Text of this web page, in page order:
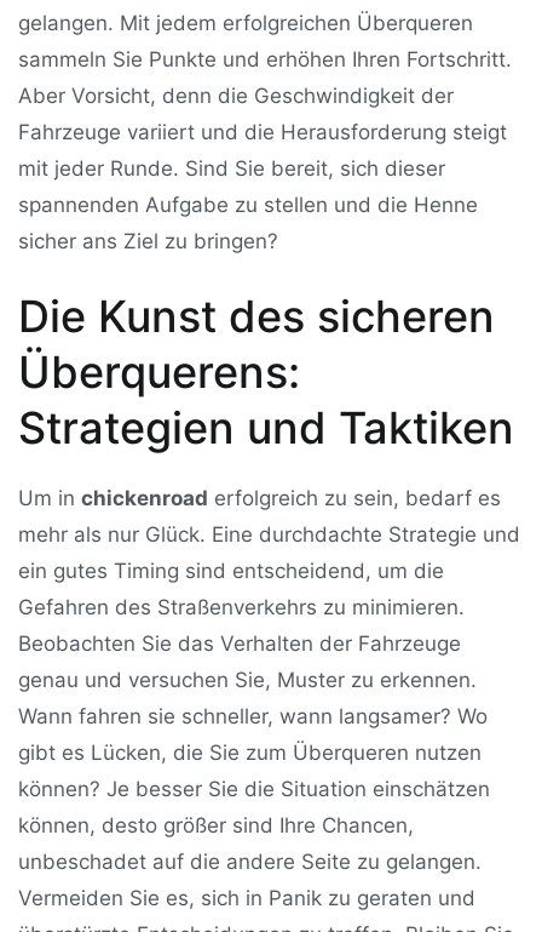
gelangen. Mit jedem erfolgreichen Überqueren
sammeln Sie Punkte und erhöhen Ihren Fortschritt.
Aber Vorsicht, denn die Geschwindigkeit der
Fahrzeuge variiert und die Herausforderung steigt
mit jeder Runde. Sind Sie bereit, sich dieser
spannenden Aufgabe zu stellen und die Henne
sicher ans Ziel zu bringen?
Die Kunst des sicheren
Überquerens:
Strategien und Taktiken
Um in chickenroad erfolgreich zu sein, bedarf es
mehr als nur Glück. Eine durchdachte Strategie und
ein gutes Timing sind entscheidend, um die
Gefahren des Straßenverkehrs zu minimieren.
Beobachten Sie das Verhalten der Fahrzeuge
genau und versuchen Sie, Muster zu erkennen.
Wann fahren sie schneller, wann langsamer? Wo
gibt es Lücken, die Sie zum Überqueren nutzen
können? Je besser Sie die Situation einschätzen
können, desto größer sind Ihre Chancen,
unbeschadet auf die andere Seite zu gelangen.
Vermeiden Sie es, sich in Panik zu geraten und